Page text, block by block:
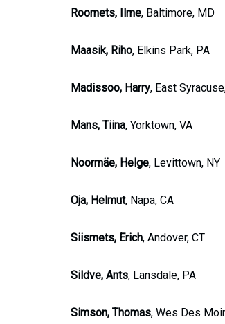
Roomets, Ilme, Baltimore, MD
Maasik, Riho, Elkins Park, PA
Madissoo, Harry, East
Mans, Tiina, Yorktown, VA
Noormäe, Helge, Levittown, NY
Oja, Helmut, Napa, CA
Siismets, Erich, Andover, CT
Sildve, Ants, Lansdale, PA
Simson, Thomas, Wes Des